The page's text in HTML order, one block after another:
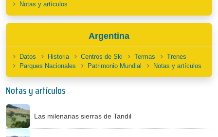
Notas y artículos
Argentina
Datos Historia Centros de Ski Termas
Trenes
Parques Nacionales
Patrimonio Mundial Notas y artículos
Notas y artículos
Las milenarias sierras de Tandil